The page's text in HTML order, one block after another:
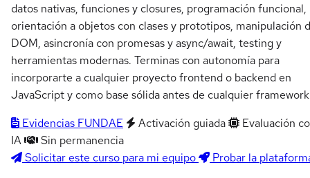
datos nativas, funciones y closures, programación funcional,
orientación a objetos con clases y prototipos, manipulación
DOM, asincronía con promesas y async/await, testing y
herramientas modernas. Terminas con autonomía para
incorporarte a cualquier proyecto frontend o backend en
JavaScript y como base sólida antes de cualquier
Evidencias FUNDAE
Activación guiada
Evaluación
IA
Sin permanencia
Solicitar este curso para mi equipo
Probar la